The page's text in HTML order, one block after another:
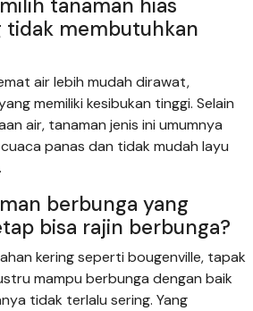
tanaman hias
tidak membutuhkan
air lebih mudah dirawat,
memiliki kesibukan tinggi. Selain
air, tanaman jenis ini umumnya
panas dan tidak mudah layu
berbunga yang
bisa rajin berbunga?
kering seperti bougenville, tapak
mampu berbunga dengan baik
tidak terlalu sering. Yang